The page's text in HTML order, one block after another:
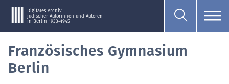
Digitales Archiv
jüdischer Autorinnen und Autoren
in Berlin 1933–1945
Französisches Gymnasium
Berlin